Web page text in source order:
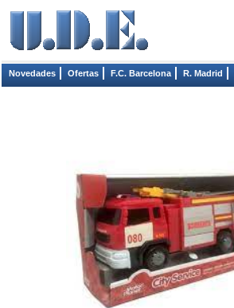
Novedades Ofertas F.C. Barcelona R. Madrid